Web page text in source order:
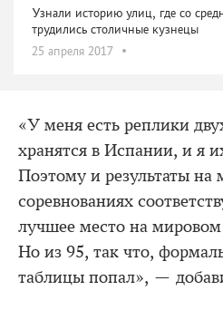
Узнали историю улиц, где со
трудились столичные кузнецы
25 апреля 2017
«У меня есть реплики
хранятся в Испании, и я
Поэтому и результаты
соревнованиях
лучшее место на
Но из 95, так что,
таблицы попал», —